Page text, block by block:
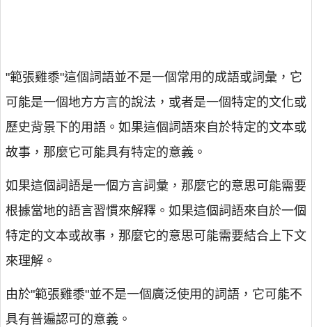
"範張雞黍"這個詞語並不是一個常用的成語或詞彙，它
可能是一個地方方言的說法，或者是一個特定的文化或
歷史背景下的用語。如果這個詞語來自於特定的文本或
故事，那麼它可能具有特定的意義。
如果這個詞語是一個方言詞彙，那麼它的意思可能需要
根據當地的語言習慣來解釋。如果這個詞語來自於一個
特定的文本或故事，那麼它的意思可能需要結合上下文
來理解。
由於"範張雞黍"並不是一個廣泛使用的詞語，它可能不
具有普遍認可的意義。